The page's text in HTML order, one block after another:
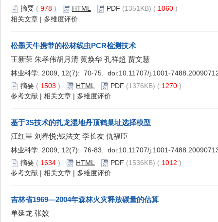
摘要 ( 978 ) HTML PDF (1351KB) ( 1060 )
相关文章 | 多维度评价
松墨天牛携带的松材线虫PCR检测技术
王新荣 朱孝伟胡月清 黄焕华 孔祥超 贾文慧
林业科学. 2009, 12(7): 70-75. doi:10.11707/j.1001-
摘要 ( 1503 ) HTML PDF (1376KB) ( 1270 )
参考文献 | 相关文章 | 多维度评价
基于3S技术的扎龙湿地丹顶鹤巢址选择模型
江红星 刘春悦;钱法文 李长友 仇福臣
林业科学. 2009, 12(7): 76-83. doi:10.11707/j.1001-
摘要 ( 1634 ) HTML PDF (1536KB) ( 1012 )
参考文献 | 相关文章 | 多维度评价
吉林省1969—2004年森林火灾释放碳量的估算
单延龙 张姣